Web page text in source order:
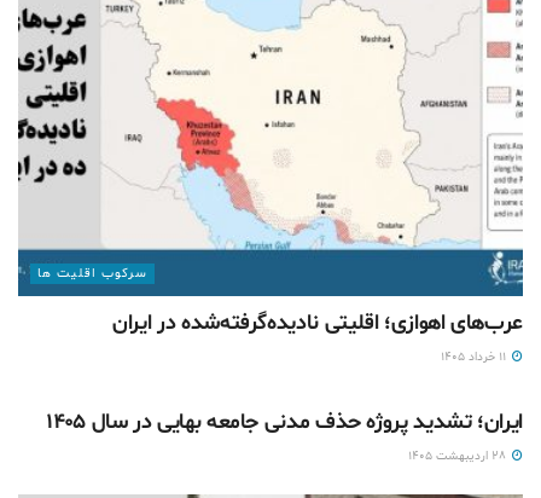
سرکوب اقلیت ها
عرب‌های اهوازی؛ اقلیتی نادیده‌گرفته‌شده در ایران
ایران؛ تشدید پروژه حذف مدنی جامعه بهایی در سال ۱۴۰۵